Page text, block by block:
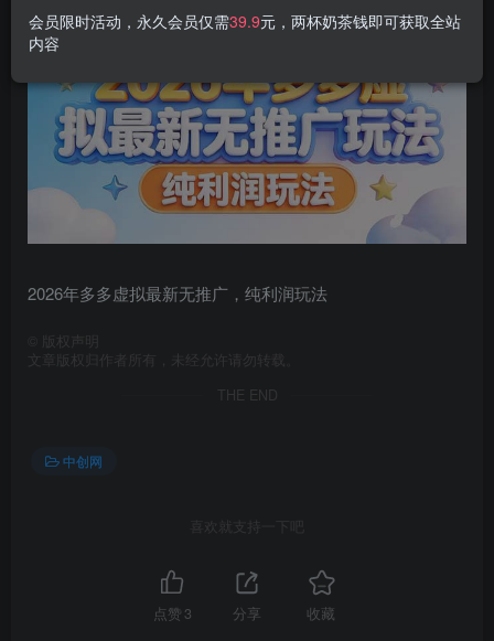
2026年多多虚拟最新无推广，纯利润玩法
版权声明
文章版权归作者所有，未经允许请勿转载。
THE END
中创网
喜欢就支持一下吧
点赞 3 分享 收藏
会员限时活动，永久会员仅需39.9元，两杯奶茶钱即可获取全站
内容